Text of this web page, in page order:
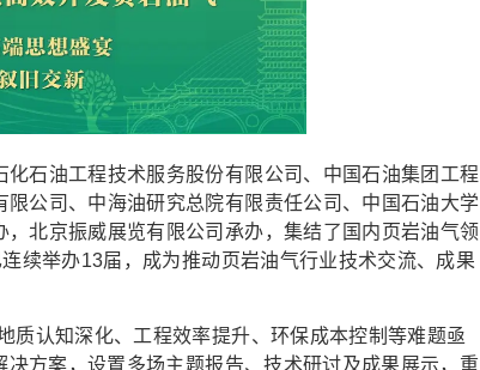
石油工程技术服务股份有限公司、中国石油集团工程
公司、中海油研究总院有限责任公司、中国石油大学
北京振威展览有限公司承办，集结了国内页岩油气领
续举办13届，成为推动页岩油气行业技术交流、成果
质认知深化、工程效率提升、环保成本控制等难题亟
决方案，设置多场主题报告、技术研讨及成果展示，重